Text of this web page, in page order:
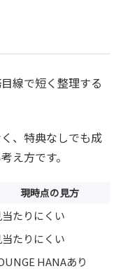
線で短く整理する
、特典なしでも成
え方です。
現時点の見方
当たりにくい
当たりにくい
HANAあり